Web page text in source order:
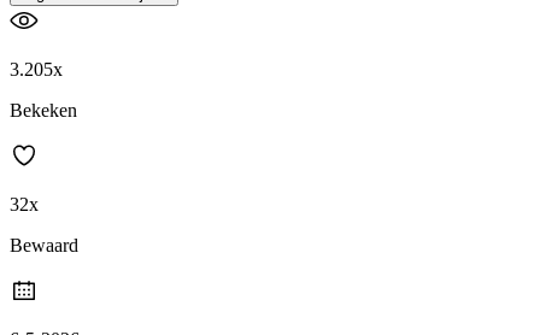
3.205x
Bekeken
32x
Bewaard